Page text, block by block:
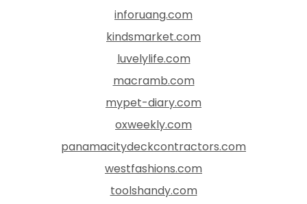
inforuang.com
kindsmarket.com
luvelylife.com
macramb.com
mypet-diary.com
oxweekly.com
panamacitydeckcontractors.com
westfashions.com
toolshandy.com